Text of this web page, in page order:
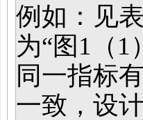
例如：见
为“图1（
同一指标
一致，设